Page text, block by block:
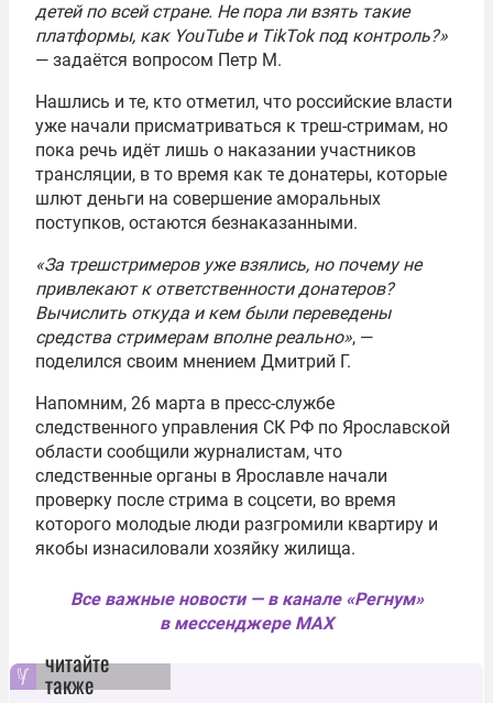
детей по всей стране. Не пора ли взять такие
платформы, как YouTube и TikTok под контроль?»
— задаётся вопросом Петр М.
Нашлись и те, кто отметил, что российские власти
уже начали присматриваться к треш-стримам, но
пока речь идёт лишь о наказании участников
трансляции, в то время как те донатеры, которые
шлют деньги на совершение аморальных
поступков, остаются безнаказанными.
«За трешстримеров уже взялись, но почему не
привлекают к ответственности донатеров?
Вычислить откуда и кем были переведены
средства стримерам вполне реально», —
поделился своим мнением Дмитрий Г.
Напомним, 26 марта в пресс-службе
следственного управления СК РФ по Ярославской
области сообщили журналистам, что
следственные органы в Ярославле начали
проверку после стрима в соцсети, во время
которого молодые люди разгромили квартиру и
якобы изнасиловали хозяйку жилища.
Все важные новости — в канале «Регнум»
в мессенджере MAX
читайте
также